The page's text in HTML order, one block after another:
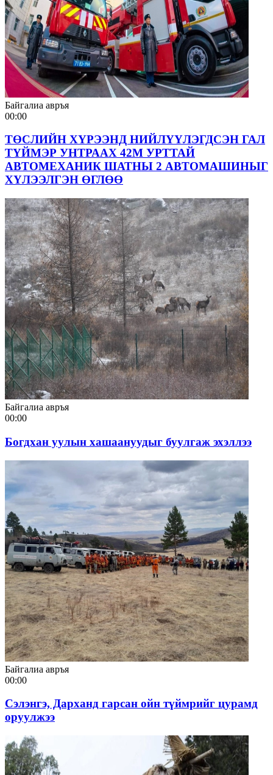
Байгалиа авръя
00:00
ТӨСЛИЙН ХҮРЭЭНД НИЙЛҮҮЛЭГДСЭН ГАЛ
ТҮЙМЭР УНТРААХ 42М УРТТАЙ
АВТОМЕХАНИК ШАТНЫ 2 АВТОМАШИНЫГ
ХҮЛЭЭЛГЭН ӨГЛӨӨ
Байгалиа авръя
00:00
Богдхан уулын хашаануудыг буулгаж эхэллээ
Байгалиа авръя
00:00
Сэлэнгэ, Дарханд гарсан ойн түймрийг цурамд
оруулжээ